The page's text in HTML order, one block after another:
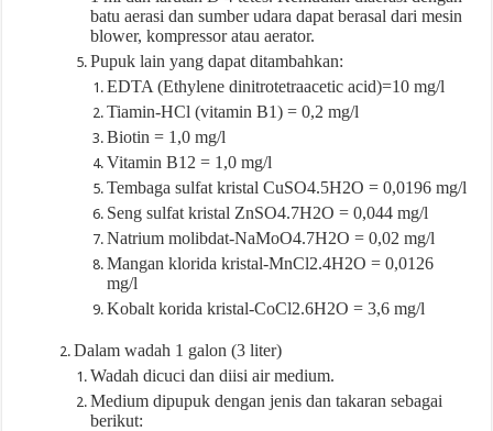
batu aerasi dan sumber udara dapat berasal dari mesin
blower, kompressor atau aerator.
Pupuk lain yang dapat ditambahkan:
EDTA (Ethylene dinitrotetraacetic acid)=10 mg/l
Tiamin-HCl (vitamin B1) = 0,2 mg/l
Biotin = 1,0 mg/l
Vitamin B12 = 1,0 mg/l
Tembaga sulfat kristal CuSO4.5H2O = 0,0196 mg/l
Seng sulfat kristal ZnSO4.7H2O = 0,044 mg/l
Natrium molibdat-NaMoO4.7H2O = 0,02 mg/l
Mangan klorida kristal-MnCl2.4H2O = 0,0126
mg/l
Kobalt korida kristal-CoCl2.6H2O = 3,6 mg/l
Dalam wadah 1 galon (3 liter)
Wadah dicuci dan diisi air medium.
Medium dipupuk dengan jenis dan takaran sebagai
berikut: